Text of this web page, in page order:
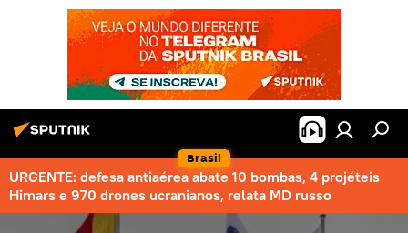
Brasil
URGENTE: defesa antiaérea abate 10 bombas, 4 projéteis
Himars e 970 drones ucranianos, relata MD russo